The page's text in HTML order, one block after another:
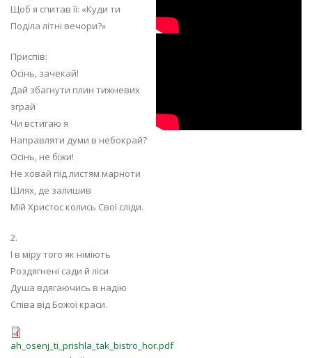
Щоб я спитав її: «Куди ти
Поділа літні вечори?»
Приспів:
Осінь, зачекай!
Дай збагнути плин тижневих
зграй
Чи встигаю я
Направляти думи в небокрай?
Осінь, не біжи!
Не ховай під листям марноти
Шлях, де залишив
Мій Христос колись Свої сліди.
2.
І в міру того як німіють
Роздягнені сади й ліси
Душа вдягаючись в надію
Співа від Божої краси.
ah_osenj_ti_prishla_tak_bistro_hor.pdf
сл. А. Красов)